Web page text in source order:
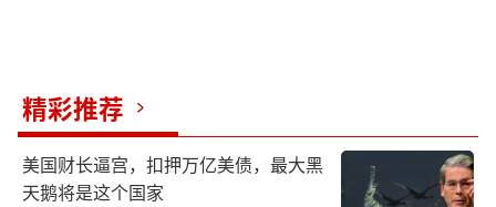
精彩推荐
美国财长逼宫，扣押万亿美债，最大黑
天鹅将是这个国家